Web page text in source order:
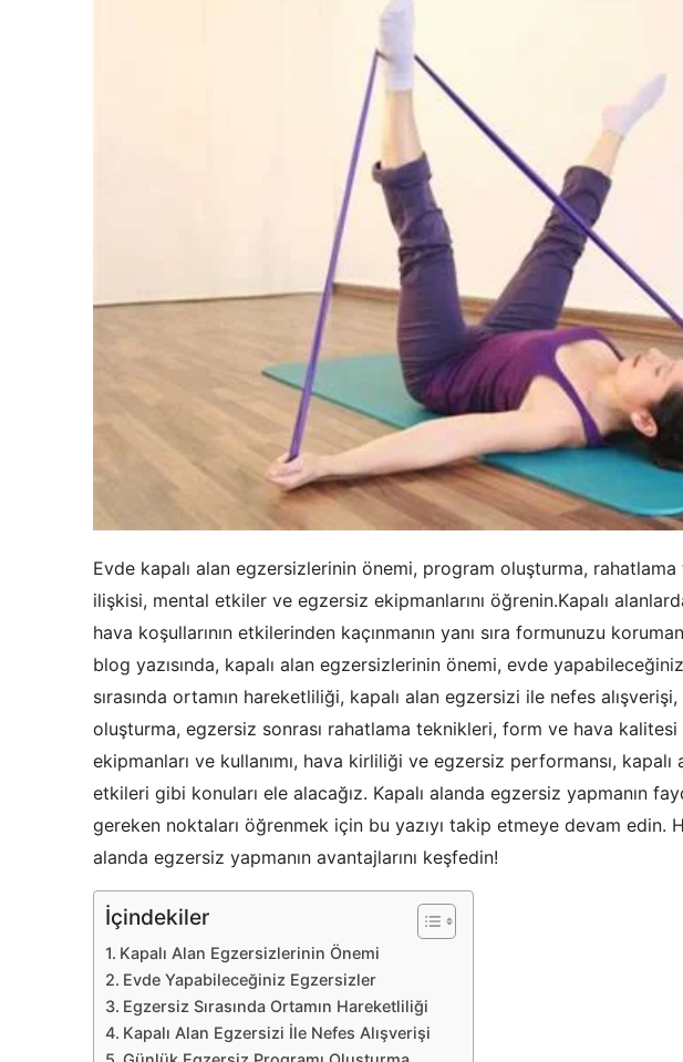
Evde kapalı alan egzersizlerinin önemi, program oluşturma,
ilişkisi, mental etkiler ve egzersiz ekipmanlarını öğrenin.Kapalı
hava koşullarının etkilerinden kaçınmanın yanı sıra formunuzu
blog yazısında, kapalı alan egzersizlerinin önemi, evde
sırasında ortamın hareketliliği, kapalı alan egzersizi ile nefes
oluşturma, egzersiz sonrası rahatlama teknikleri, form ve hava kalitesi
ekipmanları ve kullanımı, hava kirliliği ve egzersiz performansı,
etkileri gibi konuları ele alacağız. Kapalı alanda egzersiz yapmanın
gereken noktaları öğrenmek için bu yazıyı takip etmeye devam edin.
alanda egzersiz yapmanın avantajlarını keşfedin!
İçindekiler
Kapalı Alan Egzersizlerinin Önemi
Evde Yapabileceğiniz Egzersizler
Egzersiz Sırasında Ortamın Hareketliliği
Kapalı Alan Egzersizi İle Nefes Alışverişi